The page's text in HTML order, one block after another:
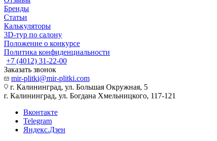
Бренды
Статьи
Калькуляторы
3D-тур по салону
Положение о конкурсе
Политика конфиденциальности
+7 (4012) 31-22-00
Заказать звонок
mir-plitki@mir-plitki.com
г. Калининград, ул. Большая Окружная, 5
г. Калининград, ул. Богдана Хмельницкого, 117-121
Вконтакте
Telegram
Яндекс.Дзен